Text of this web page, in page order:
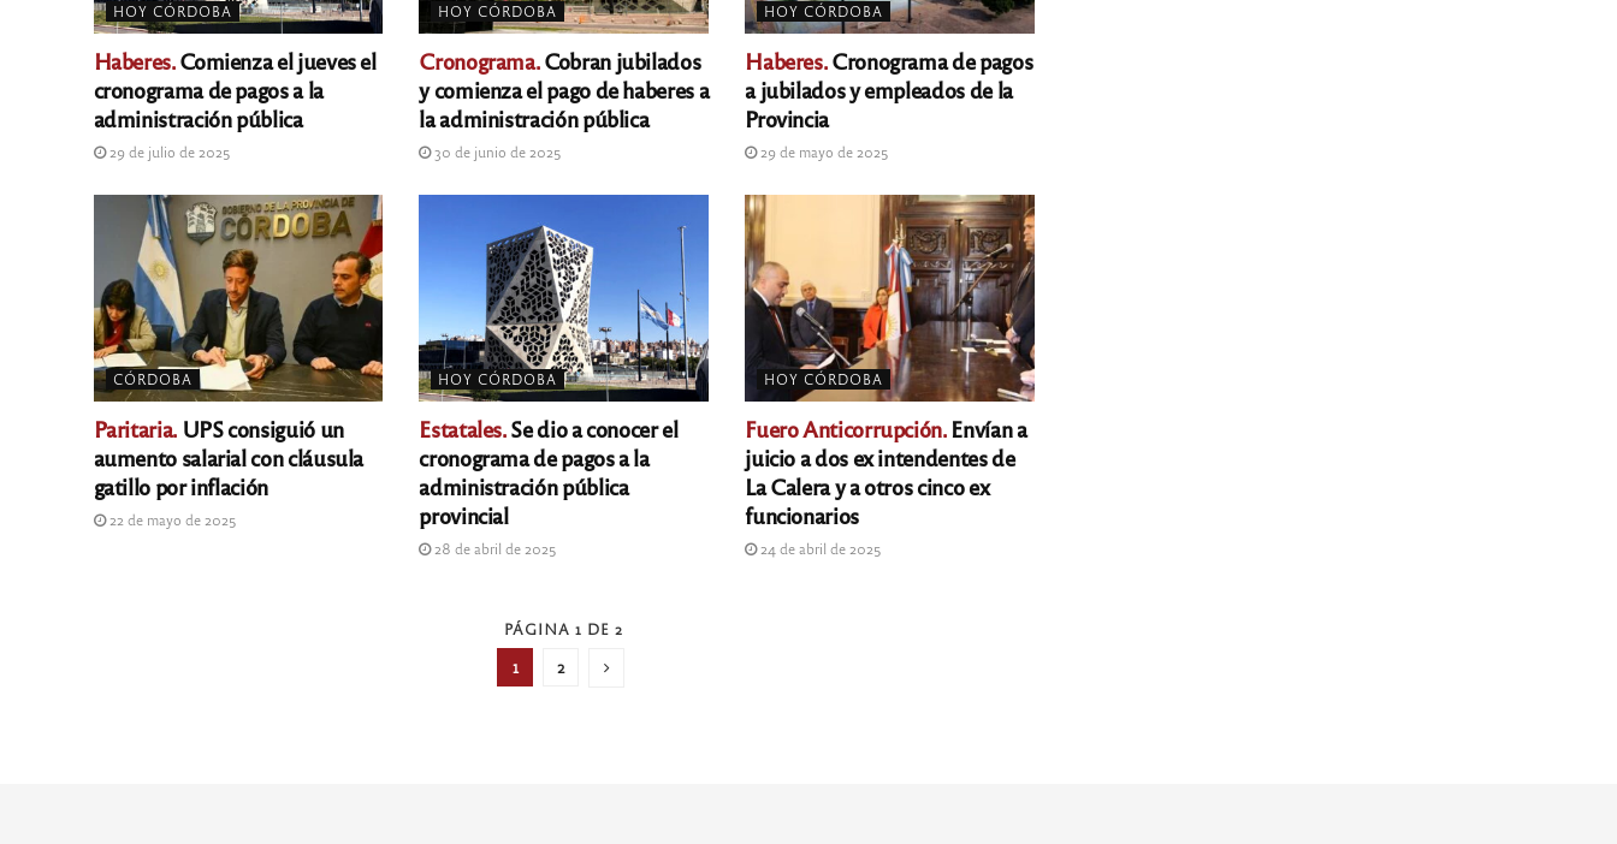
HOY CÓRDOBA
Haberes.Comienza el jueves el
cronograma de pagos a la
administración pública
29 de julio de 2025
HOY CÓRDOBA
Cronograma.Cobran jubilados
y comienza el pago de haberes a
la administración pública
30 de junio de 2025
HOY CÓRDOBA
Haberes.Cronograma de pagos
a jubilados y empleados de la
Provincia
29 de mayo de 2025
CÓRDOBA
Paritaria.UPS consiguió un
aumento salarial con cláusula
gatillo por inflación
22 de mayo de 2025
HOY CÓRDOBA
Estatales.Se dio a conocer el
cronograma de pagos a la
administración pública
provincial
28 de abril de 2025
HOY CÓRDOBA
Fuero Anticorrupción.Envían a
juicio a dos ex intendentes de
La Calera y a otros cinco ex
funcionarios
24 de abril de 2025
PÁGINA 1 DE 2
1 2